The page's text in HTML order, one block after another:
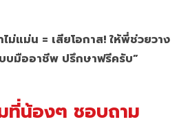
ม่แม่น = เสียโอกาส! ให้พี่ช่วยวาง
บมืออาชีพ ปรึกษาฟรีครับ”
ที่น้องๆ ชอบถาม